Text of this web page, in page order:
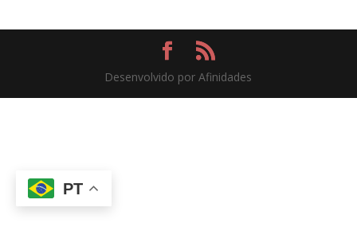
Desenvolvido por Afinidades
PT